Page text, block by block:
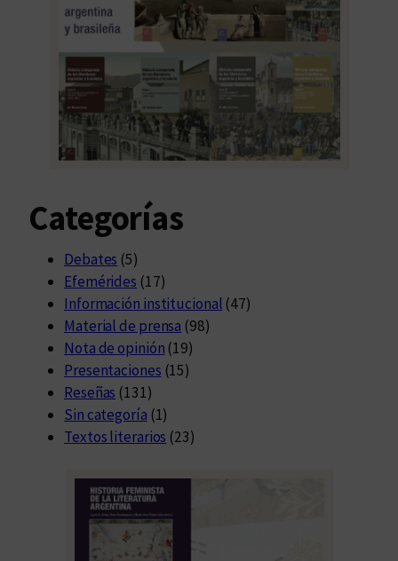
Categorías
Debates (5)
Efemérides (17)
Información institucional (47)
Material de prensa (98)
Nota de opinión (19)
Presentaciones (15)
Reseñas (131)
Sin categoría (1)
Textos literarios (23)